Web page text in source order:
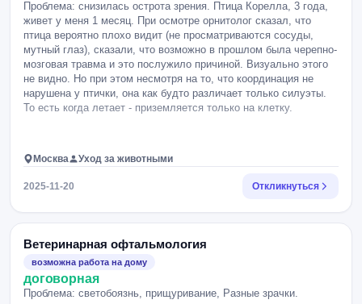
Проблема: снизилась острота зрения. Птица Корелла, 3 года,
живет у меня 1 месяц. При осмотре орнитолог сказал, что
птица вероятно плохо видит (не просматриваются сосуды,
мутный глаз), сказали, что возможно в прошлом была черепно-
мозговая травма и это послужило причиной. Визуально этого
не видно. Но при этом несмотря на то, что координация не
нарушена у птички, она как будто различает только силуэты.
То есть когда летает - приземляется только на клетку.
Москва Уход за животными
2025-11-20 Откликнуться
Ветеринарная офтальмология
возможна работа на дому
договорная
Проблема: светобоязнь, прищуривание, Разные зрачки.